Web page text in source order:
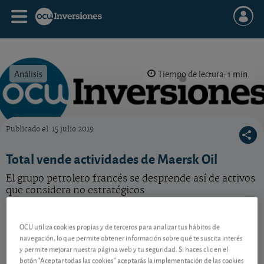
Análisis Tiempo de lectura: 1 min.
Publicado el 15 julio 2019
Total vende actividades de Maersk Oil
El grupo petrolero francés se desprende así de activos
que considera no estratégicos.
FR0000120271
07/08/2026 París
-0,45 EUR (-0,60 %)
OCU utiliza cookies propias y de terceros para analizar tus hábitos de
navegación, lo que permite obtener información sobre qué te suscita interés
y permite mejorar nuestra página web y tu seguridad. Si haces clic en el
botón "Aceptar todas las cookies" aceptarás la implementación de las cookies